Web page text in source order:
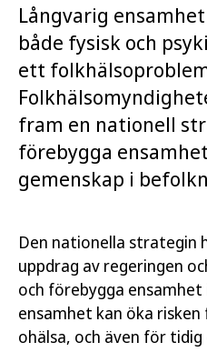
Långvarig
både fysisk och
ett
fram en nationell
förebygga
gemenskap i
Den nationella strategin
uppdrag av regeringen
och förebygga ensamhet
ensamhet kan öka
ohälsa, och även för tidig